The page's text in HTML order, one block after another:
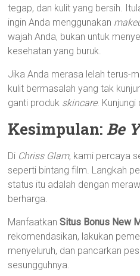
tegap, dan kulit yang bersih.
ingin Anda menggunakan
wajah Anda, bukan untuk
kesehatan yang buruk.
Jika Anda merasa lelah terus-
kulit bermasalah yang tak
ganti produk skincare. Kunjungi
Kesimpulan:Be
Di Chriss Glam, kami percaya
seperti bintang film. Langkah
status itu adalah dengan
berharga.
ManfaatkanSitus Bonus New
rekomendasikan, lakukan
menyeluruh, dan pancarkan
sesungguhnya.